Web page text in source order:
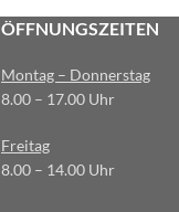
ÖFFNUNGSZEITEN
Montag – Donnerstag
8.00 – 17.00 Uhr
Freitag
8.00 – 14.00 Uhr